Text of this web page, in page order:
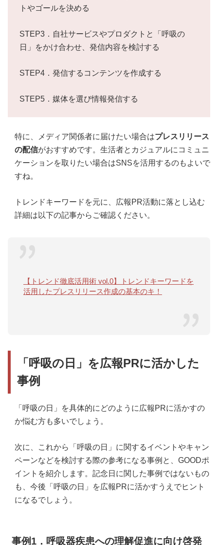
トやゴールを決める
STEP3．自社サービスやプロダクトと「呼吸の
日」をかけ合わせ、発信内容を検討する
STEP4．発信するコンテンツを作成する
STEP5．媒体を選び情報発信する
特に、メディア関係者に届けたい場合はプレスリリース
の配信がおすすめです。生活者とカジュアルにコミュニ
ケーションを取りたい場合はSNSを活用するのもよいで
すね。
トレンドキーワードを元に、広報PR活動に落とし込む
詳細は以下の記事からご確認ください。
【トレンド徹底活用術 vol.0】トレンドキーワードを
活用したプレスリリース作成の基本のキ！
「呼吸の日」を広報PRに活かした
事例
「呼吸の日」を具体的にどのように広報PRに活かすの
か悩む方も多いでしょう。
次に、これから「呼吸の日」に関するイベントやキャン
ペーンなどを検討する際の参考になる事例と、GOODポ
イントを紹介します。記念日に関した事例ではないもの
も、今後「呼吸の日」を広報PRに活かすうえでヒント
になるでしょう。
事例1．呼吸器疾患への理解促進に向け啓発